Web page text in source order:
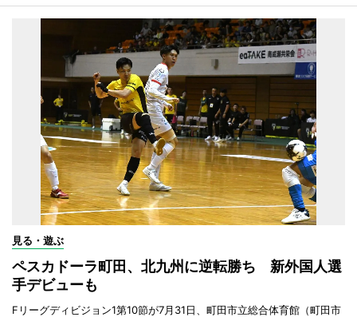
見る・遊ぶ
ペスカドーラ町田、北九州に逆転勝ち 新外国人選
手デビューも
Fリーグディビジョン1第10節が7月31日、町田市立総合体育館（町田市